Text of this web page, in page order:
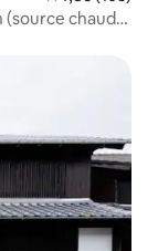
(source chaude